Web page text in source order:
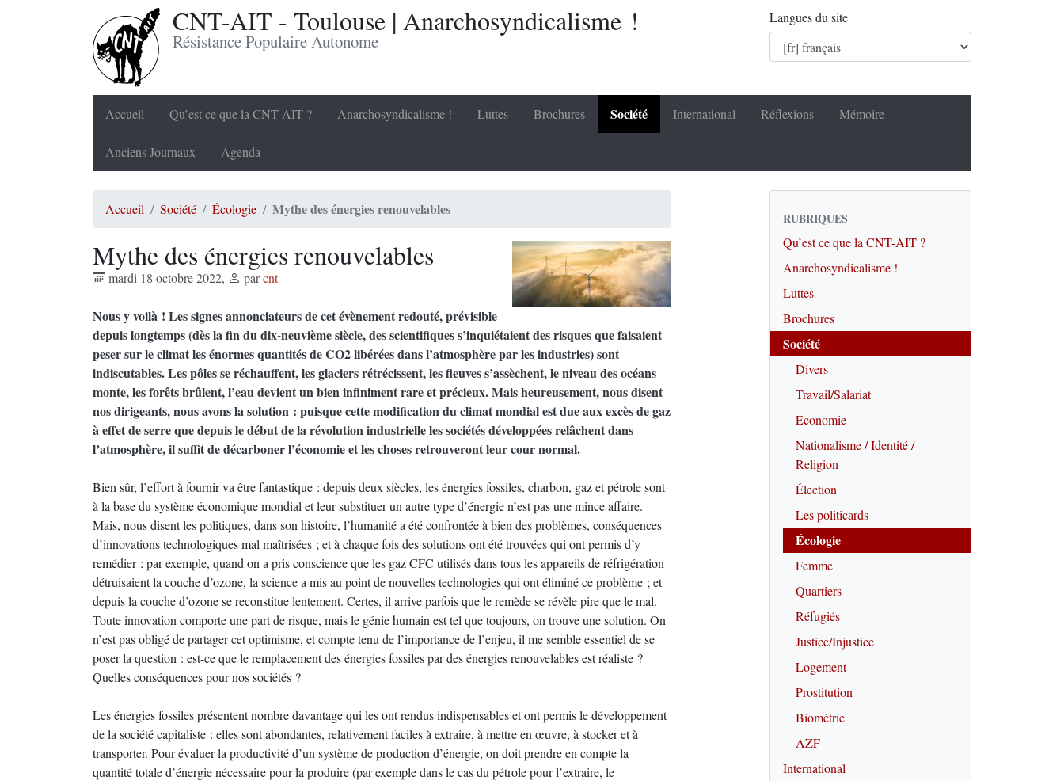
CNT-AIT - Toulouse | Anarchosyndicalisme !
Résistance Populaire Autonome
Langues du site
Accueil Qu’est ce que la CNT-AIT ? Anarchosyndicalisme ! Luttes Brochures Société International Réflexions Mémoire
Anciens Journaux Agenda
Accueil Société Écologie Mythe des énergies renouvelables
Mythe des énergies renouvelables
mardi 18 octobre 2022, parcnt
Nous y voilà ! Les signes annonciateurs de cet évènement redouté, prévisible
depuis longtemps (dès la fin du dix-neuvième siècle, des scientifiques s’inquiétaient des risques que faisaient
peser sur le climat les énormes quantités de CO2 libérées dans l’atmosphère par les industries) sont
indiscutables. Les pôles se réchauffent, les glaciers rétrécissent, les fleuves s’assèchent, le niveau des océans
monte, les forêts brûlent, l’eau devient un bien infiniment rare et précieux. Mais heureusement, nous disent
nos dirigeants, nous avons la solution : puisque cette modification du climat mondial est due aux excès de gaz
à effet de serre que depuis le début de la révolution industrielle les sociétés développées relâchent dans
l’atmosphère, il suffit de décarboner l’économie et les choses retrouveront leur cour normal.
Bien sûr, l’effort à fournir va être fantastique : depuis deux siècles, les énergies fossiles, charbon, gaz et pétrole sont
à la base du système économique mondial et leur substituer un autre type d’énergie n’est pas une mince affaire.
Mais, nous disent les politiques, dans son histoire, l’humanité a été confrontée à bien des problèmes, conséquences
d’innovations technologiques mal maîtrisées ; et à chaque fois des solutions ont été trouvées qui ont permis d’y
remédier : par exemple, quand on a pris conscience que les gaz CFC utilisés dans tous les appareils de réfrigération
détruisaient la couche d’ozone, la science a mis au point de nouvelles technologies qui ont éliminé ce problème ; et
depuis la couche d’ozone se reconstitue lentement. Certes, il arrive parfois que le remède se révèle pire que le mal.
Toute innovation comporte une part de risque, mais le génie humain est tel que toujours, on trouve une solution. On
n’est pas obligé de partager cet optimisme, et compte tenu de l’importance de l’enjeu, il me semble essentiel de se
poser la question : est-ce que le remplacement des énergies fossiles par des énergies renouvelables est réaliste ?
Quelles conséquences pour nos sociétés ?
Les énergies fossiles présentent nombre davantage qui les ont rendus indispensables et ont permis le développement
de la société capitaliste : elles sont abondantes, relativement faciles à extraire, à mettre en œuvre, à stocker et à
transporter. Pour évaluer la productivité d’un système de production d’énergie, on doit prendre en compte la
quantité totale d’énergie nécessaire pour la produire (par exemple dans le cas du pétrole pour l’extraire, le
RUBRIQUES
Qu’est ce que la CNT-AIT ?
Anarchosyndicalisme !
Luttes
Brochures
Société
Divers
Travail/Salariat
Economie
Nationalisme / Identité /
Religion
Élection
Les politicards
Écologie
Femme
Quartiers
Réfugiés
Justice/Injustice
Logement
Prostitution
Biométrie
AZF
International